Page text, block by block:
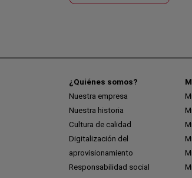
¿Quiénes somos?
Nuestra empresa
Nuestra historia
Cultura de calidad
Digitalización del
aprovisionamiento
Responsabilidad social